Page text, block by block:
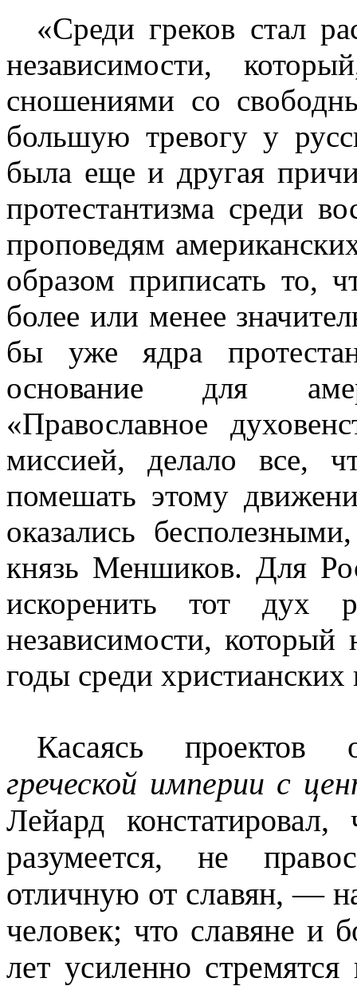
«Среди греков стал
независимости,
сношениями со
большую тревогу у
была еще и другая
протестантизма среди
проповедям
образом приписать то,
более или менее
бы уже ядра
основание для
«Православное
миссией, делало все,
помешать этому
оказались
князь Меншиков. Для
искоренить тот дух
независимости, который
годы среди
Касаясь проектов
греческой империи с
Лейард
разумеется, не
отличную от славян, —
человек; что славяне и
лет усиленно